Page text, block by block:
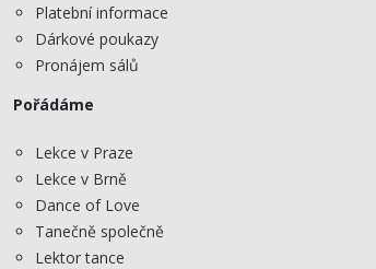
Platební informace
Dárkové poukazy
Pronájem sálů
Pořádáme
Lekce v Praze
Lekce v Brně
Dance of Love
Tanečně společně
Lektor tance